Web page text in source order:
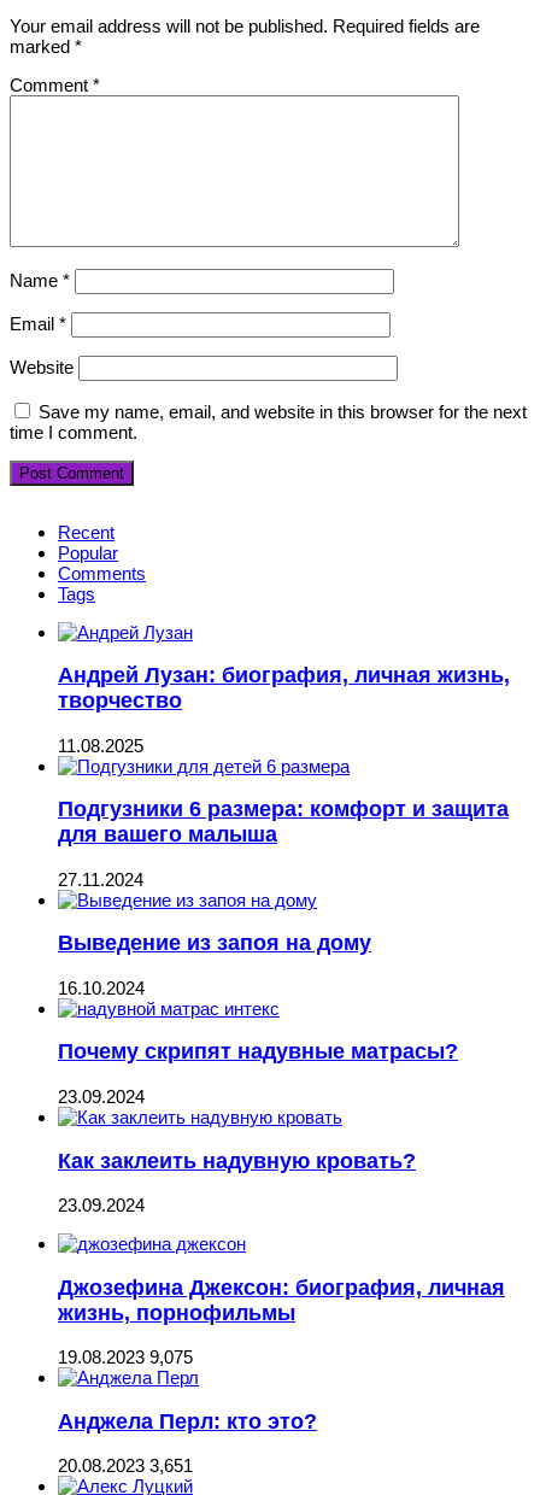
Your email address will not be published. Required fields are
marked *
Comment *
Name *
Email *
Website
Save my name, email, and website in this browser for the next
time I comment.
Recent
Popular
Comments
Tags
Андрей Лузан: биография, личная жизнь,
творчество
11.08.2025
Подгузники 6 размера: комфорт и защита
для вашего малыша
27.11.2024
Выведение из запоя на дому
16.10.2024
Почему скрипят надувные матрасы?
23.09.2024
Как заклеить надувную кровать?
23.09.2024
Джозефина Джексон: биография, личная
жизнь, порнофильмы
19.08.2023 9,075
Анджела Перл: кто это?
20.08.2023 3,651